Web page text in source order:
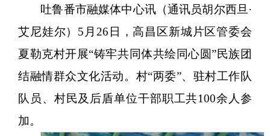
吐鲁番市融媒体中心讯（通讯员胡尔西旦 ·
艾尼娃尔）5月26日，高昌区新城片区管委会
夏勒克村开展“铸牢共同体共绘同心圆”民族团
结融情群众文化活动。村“两委”、驻村工作队
队员、村民及后盾单位干部职工共100余人参
加。